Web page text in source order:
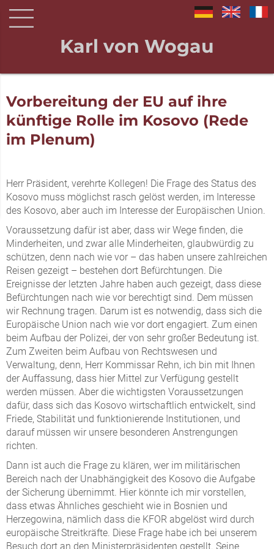
Karl von Wogau
Vorbereitung der EU auf ihre
künftige Rolle im Kosovo (Rede
im Plenum)
Herr Präsident, verehrte Kollegen! Die Frage des Status des
Kosovo muss möglichst rasch gelöst werden, im Interesse
des Kosovo, aber auch im Interesse der Europäischen Union.
Voraussetzung dafür ist aber, dass wir Wege finden, die
Minderheiten, und zwar alle Minderheiten, glaubwürdig zu
schützen, denn nach wie vor – das haben unsere zahlreichen
Reisen gezeigt – bestehen dort Befürchtungen. Die
Ereignisse der letzten Jahre haben auch gezeigt, dass diese
Befürchtungen nach wie vor berechtigt sind. Dem müssen
wir Rechnung tragen. Darum ist es notwendig, dass sich die
Europäische Union nach wie vor dort engagiert. Zum einen
beim Aufbau der Polizei, der von sehr großer Bedeutung ist.
Zum Zweiten beim Aufbau von Rechtswesen und
Verwaltung, denn, Herr Kommissar Rehn, ich bin mit Ihnen
der Auffassung, dass hier Mittel zur Verfügung gestellt
werden müssen. Aber die wichtigsten Voraussetzungen
dafür, dass sich das Kosovo wirtschaftlich entwickelt, sind
Friede, Stabilität und funktionierende Institutionen, und
darauf müssen wir unsere besonderen Anstrengungen
richten.
Dann ist auch die Frage zu klären, wer im militärischen
Bereich nach der Unabhängigkeit des Kosovo die Aufgabe
der Sicherung übernimmt. Hier könnte ich mir vorstellen,
dass etwas Ähnliches geschieht wie in Bosnien und
Herzegowina, nämlich dass die KFOR abgelöst wird durch
europäische Streitkräfte. Diese Frage habe ich bei unserem
Besuch dort an den Ministerpräsidenten gestellt. Seine